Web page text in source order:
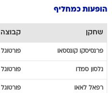
הופעות כמחליף
שחקן קבוצה
פרנסיסקו קונססאו פורטוגל
נלסון סמדו פורטוגל
רפאל לאאו פורטוגל